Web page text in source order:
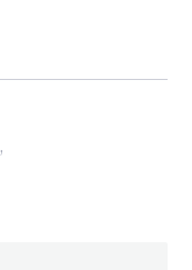
,